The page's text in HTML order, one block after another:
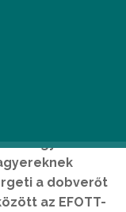
hagymát
a dobverőt
az EFOTT-